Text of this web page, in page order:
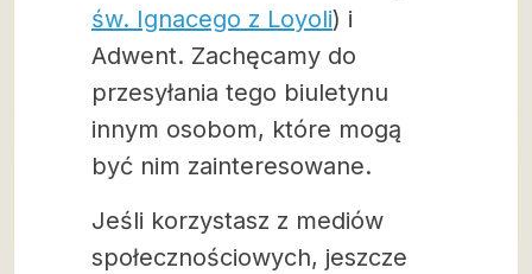
św. Ignacego z Loyoli) i
Adwent. Zachęcamy do
przesyłania tego biuletynu
innym osobom, które mogą
być nim zainteresowane.
Jeśli korzystasz z mediów
społecznościowych, jeszcze